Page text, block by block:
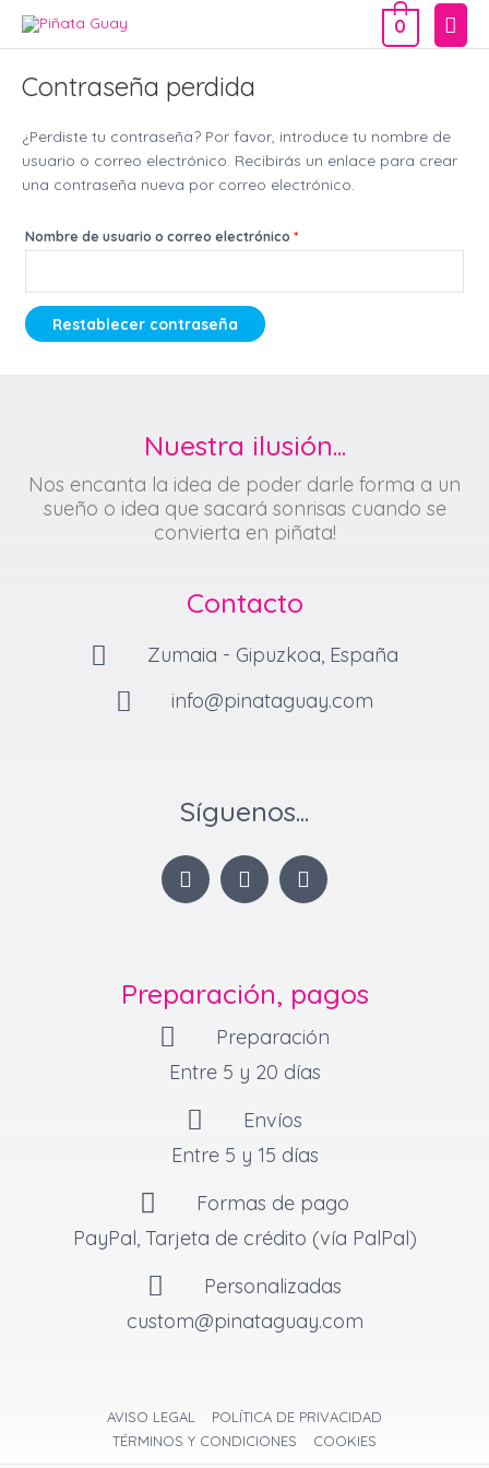
0
Contraseña perdida
¿Perdiste tu contraseña? Por favor, introduce tu nombre de
usuario o correo electrónico. Recibirás un enlace para crear
una contraseña nueva por correo electrónico.
Nombre de usuario o correo electrónico *
Restablecer contraseña
Nuestra ilusión...
Nos encanta la idea de poder darle forma a un
sueño o idea que sacará sonrisas cuando se
convierta en piñata!
Contacto
Zumaia - Gipuzkoa, España
info@pinataguay.com
Síguenos...
I
n
s
r
F
a
c
o
-
P
i
n
e
t
Preparación, pagos
Preparación
Entre 5 y 20 días
Envíos
Entre 5 y 15 días
Formas de pago
PayPal, Tarjeta de crédito (vía PalPal)
Personalizadas
custom@pinataguay.com
AVISO LEGAL
POLÍTICA DE PRIVACIDAD
TÉRMINOS Y CONDICIONES
COOKIES